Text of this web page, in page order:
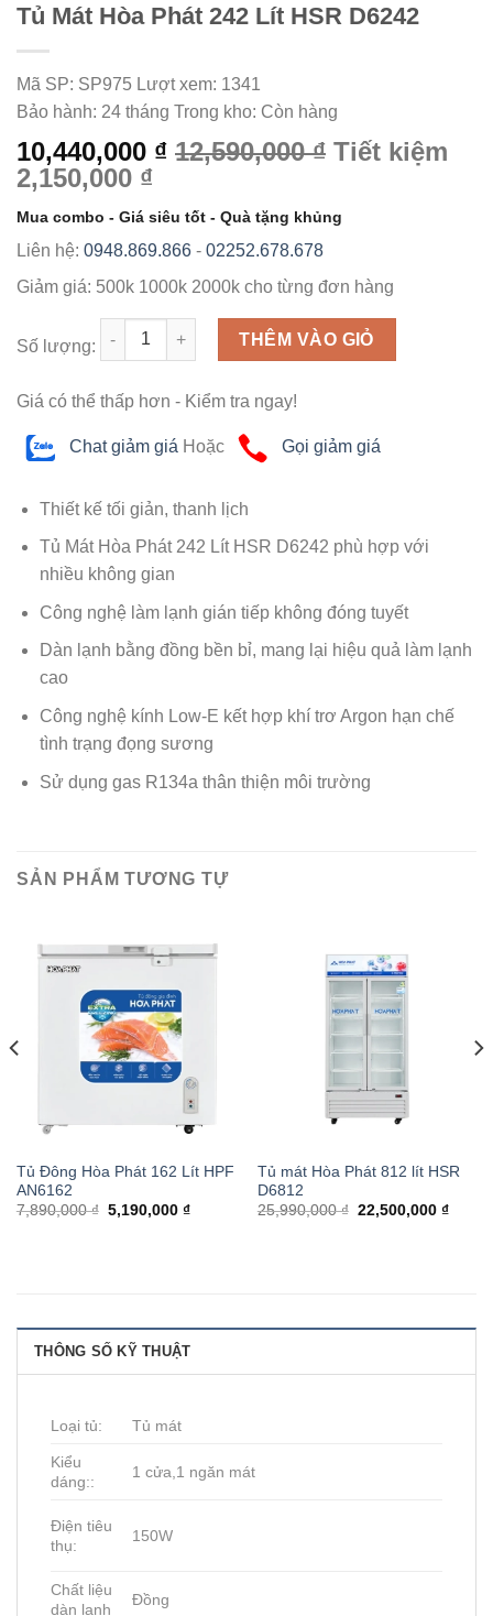
Tủ Mát Hòa Phát 242 Lít HSR D6242
Mã SP: SP975 Lượt xem: 1341
Bảo hành: 24 tháng Trong kho: Còn hàng
10,440,000 ₫ 12,590,000 ₫ Tiết kiệm
2,150,000 ₫
Mua combo - Giá siêu tốt - Quà tặng khủng
Liên hệ: 0948.869.866 - 02252.678.678
Giảm giá: 500k 1000k 2000k cho từng đơn hàng
Số lượng:
Số lượng THÊM VÀO GIỎ
Giá có thể thấp hơn - Kiểm tra ngay!
Chat giảm giá Hoặc Gọi giảm giá
Thiết kế tối giản, thanh lịch
Tủ Mát Hòa Phát 242 Lít HSR D6242 phù hợp với
nhiều không gian
Công nghệ làm lạnh gián tiếp không đóng tuyết
Dàn lạnh bằng đồng bền bỉ, mang lại hiệu quả làm lạnh
cao
Công nghệ kính Low-E kết hợp khí trơ Argon hạn chế
tình trạng đọng sương
Sử dụng gas R134a thân thiện môi trường
SẢN PHẨM TƯƠNG TỰ
Tủ Đông Hòa Phát 162 Lít HPF
AN6162
7,890,000 ₫ 5,190,000 ₫
Tủ mát Hòa Phát 812 lít HSR
D6812
25,990,000 ₫ 22,500,000 ₫
THÔNG SỐ KỸ THUẬT
Loại tủ: Tủ mát
Kiểu
dáng::
1 cửa,1 ngăn mát
Điện tiêu
thụ:
150W
Chất liệu
dàn lạnh
Đồng